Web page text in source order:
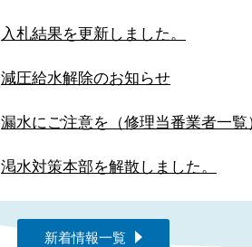
入札結果を更新しました。
減圧給水解除のお知らせ
漏水にご注意を（修理当番業者一覧）
渇水対策本部を解散しました。
新着情報一覧